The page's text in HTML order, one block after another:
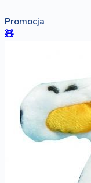
Promocja
🧸